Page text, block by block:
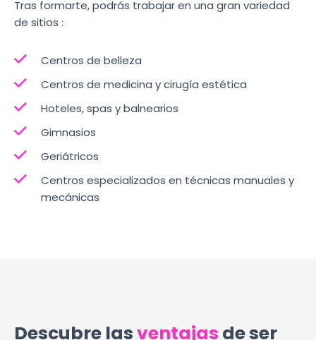
Tras formarte, podrás trabajar en una gran variedad
de sitios :
Centros de belleza
Centros de medicina y cirugía estética
Hoteles, spas y balnearios
Gimnasios
Geriátricos
Centros especializados en técnicas manuales y
mecánicas
Descubre lasventajas de ser